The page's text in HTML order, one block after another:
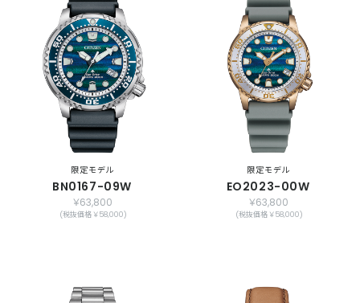
限定モデル
BN0167-09W
￥63,800
(税抜価格 ￥58,000)
限定モデル
EO2023-00W
￥63,800
(税抜価格 ￥58,000)